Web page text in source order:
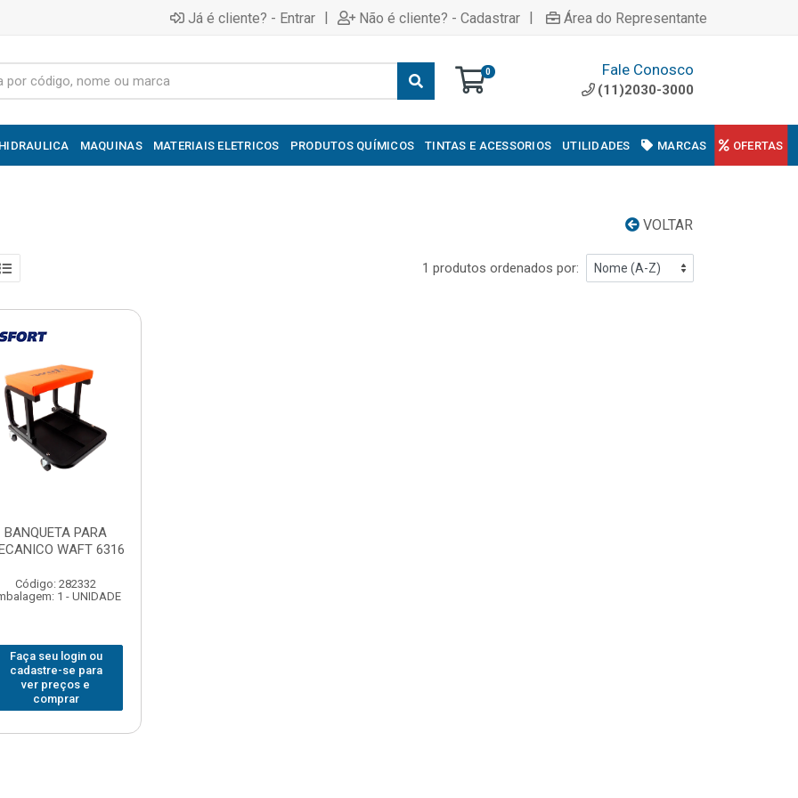
Já é cliente? - Entrar | Não é cliente? - Cadastrar | Área do Representante
0 Fale Conosco
(11)2030-3000
MAQUINAS MATERIAIS ELETRICOS PRODUTOS QUÍMICOS TINTAS E ACESSORIOS UTILIDADES MARCAS OFERTAS
VOLTAR
1 produtos ordenados por:
BANQUETA PARA
WAFT 6316
Código: 282332
1 - UNIDADE
Faça seu login ou
cadastre-se para
ver preços e
comprar